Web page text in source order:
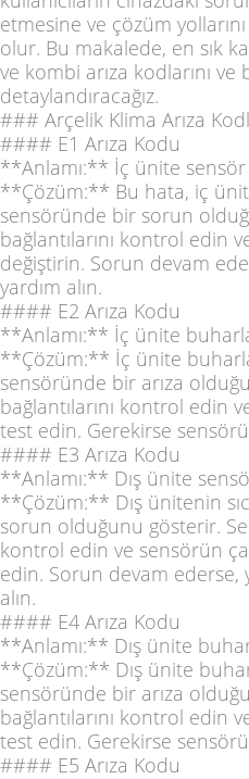
etmesine ve çözüm
olur. Bu makalede, en sık
ve kombi arıza kodlarını
detaylandıracağız.
### Arçelik Klima Arıza
#### E1 Arıza Kodu
**Anlamı:** İç ünite sensör
**Çözüm:** Bu hata, iç
sensöründe bir sorun
bağlantılarını kontrol edin
değiştirin. Sorun devam
yardım alın.
#### E2 Arıza Kodu
**Anlamı:** İç ünite
**Çözüm:** İç ünite
sensöründe bir arıza
bağlantılarını kontrol edin ve
test edin. Gerekirse
#### E3 Arıza Kodu
**Anlamı:** Dış ünite
**Çözüm:** Dış ünitenin
sorun olduğunu gösterir.
kontrol edin ve sensörün
edin. Sorun devam ederse,
alın.
#### E4 Arıza Kodu
**Anlamı:** Dış ünite
**Çözüm:** Dış ünite
sensöründe bir arıza
bağlantılarını kontrol edin ve
test edin. Gerekirse
#### E5 Arıza Kodu